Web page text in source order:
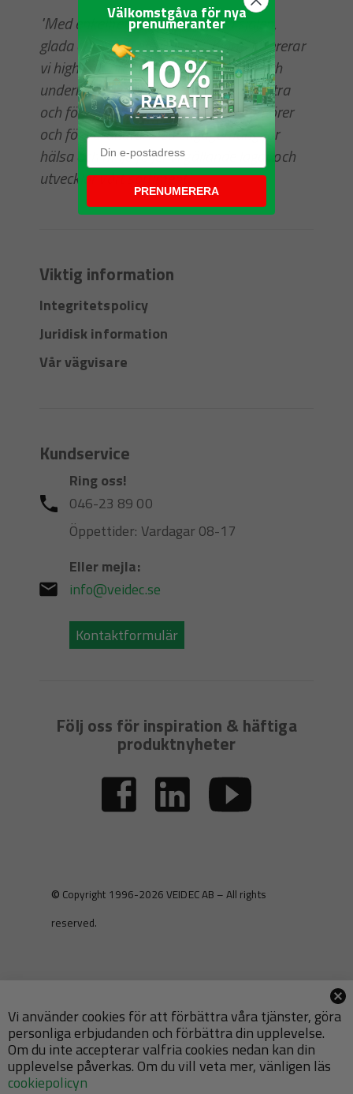
"Med enkelhet i sinnet, ärlighet i själen,
glada ögon och en vinnares hjärta levererar
vi hightech produkter för reparation och
underhåll. Vi älskar att ständigt förbättra
och förenkla för våra kunder, leverantörer
och för varandra. Med engagemang för
hälsa och miljö följer vi gällande lagar och
utvecklar vårt sortiment."
Viktig information
Integritetspolicy
Juridisk information
Vår vägvisare
Kundservice
Ring oss!
046-23 89 00
Öppettider: Vardagar 08-17
Eller mejla:
info@veidec.se
Kontaktformulär
Följ oss för inspiration & häftiga
produktnyheter
© Copyright 1996-2026 VEIDEC AB – All rights
reserved.
Vi använder cookies för att förbättra våra tjänster, göra
personliga erbjudanden och förbättra din upplevelse.
Om du inte accepterar valfria cookies nedan kan din
upplevelse påverkas. Om du vill veta mer, vänligen läs
cookiepolicyn
Välkomstgåva för nya
prenumeranter
PRENUMERERA